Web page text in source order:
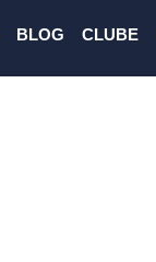
BLOG CLUBE